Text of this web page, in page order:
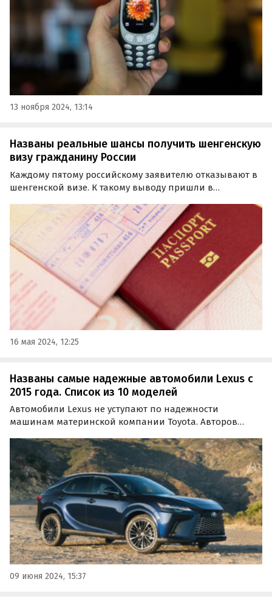
13 ноября 2024, 13:14
Названы реальные шансы получить шенгенскую
визу гражданину России
Каждому пятому российскому заявителю отказывают в
шенгенской визе. К такому выводу пришли в
на данных Еврокомиссии (ЕК).
16 мая 2024, 12:25
Названы самые надежные автомобили Lexus с
2015 года. Список из 10 моделей
Автомобили Lexus не уступают по надежности
машинам материнской компании Toyota. Авторов
моделях этого премиального бренда, выпущенные за
последние десять лет и способные проехать сотни
тысяч километров без…
09 июня 2024, 15:37